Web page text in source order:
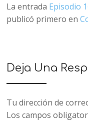
La entrada Episodio
publicó primero en
Deja Una
Tu dirección de
Los campos